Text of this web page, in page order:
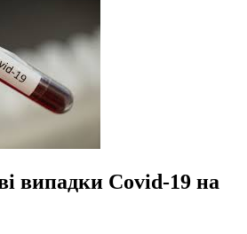
випадки Covid-19 на